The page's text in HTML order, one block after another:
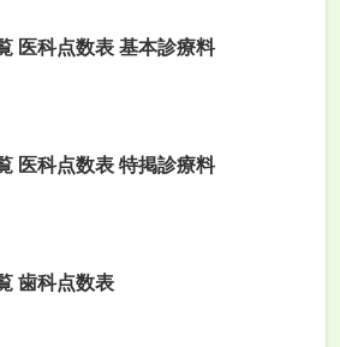
医科点数表 基本診療料
医科点数表 特掲診療料
歯科点数表